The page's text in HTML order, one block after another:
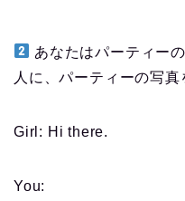
あなたはパーティー
人に、パーティーの写真
Girl: Hi there.
You: